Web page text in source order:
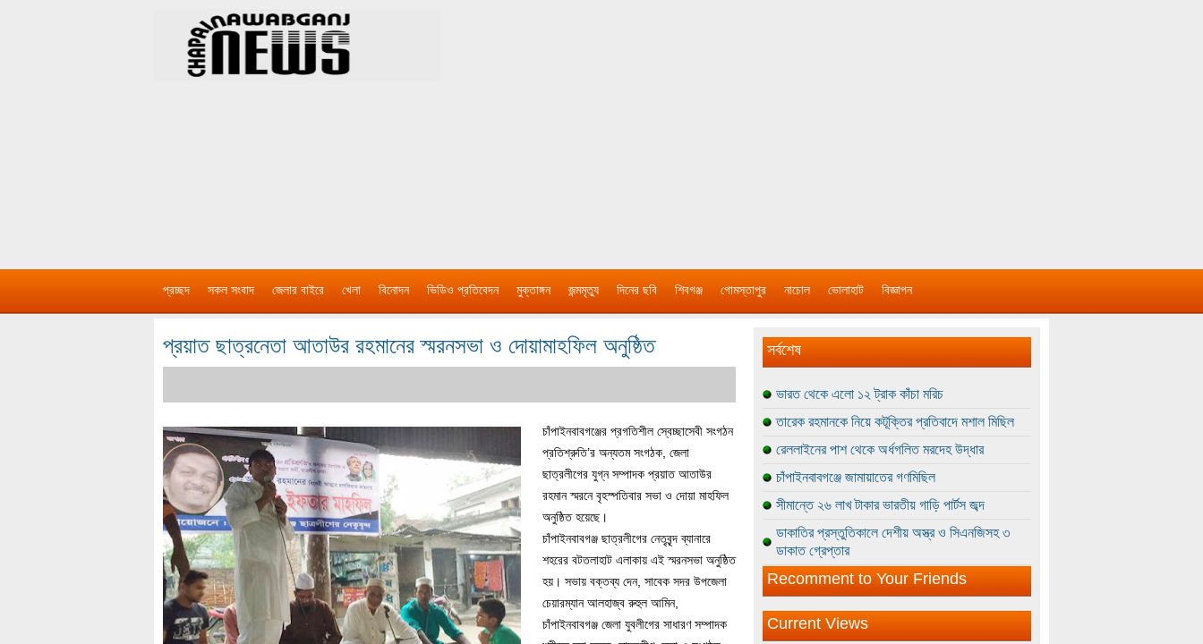
প্রচ্ছদ সকল সংবাদ জেলার বাইরে খেলা বিনোদন ভিডিও প্রতিবেদন মুক্তাঙ্গন জন্মমৃত্যু দিনের ছবি শিবগঞ্জ গোমস্তাপুর নাচোল ভোলাহাট বিজ্ঞাপন
প্রয়াত ছাত্রনেতা আতাউর রহমানের স্মরনসভা ও দোয়ামাহফিল অনুষ্ঠিত
চাঁপাইনবাবগঞ্জের প্রগতিশীল স্বেচ্ছাসেবী সংগঠন
প্রতিশ্রুতি’র অন্যতম সংগঠক, জেলা
ছাত্রলীগের যুগ্ন সম্পাদক প্রয়াত আতাউর
রহমান স্মরনে বৃহস্পতিবার সভা ও দোয়া মাহফিল
অনুষ্ঠিত হয়েছে।
চাঁপাইনবাবগঞ্জ ছাত্রলীগের নেতৃবৃন্দ ব্যানারে
শহরের বটতলাহাট এলাকায় এই স্মরনসভা অনুষ্ঠিত
হয়। সভায় বক্তব্য দেন, সাবেক সদর উপজেলা
চেয়ারম্যান আলহাজ্ব রুহুল আমিন,
চাঁপাইনবাবগঞ্জ জেলা যুবলীগের সাধারণ সম্পাদক
সর্বশেষ
ভারত থেকে এলো ১২ ট্রাক কাঁচা মরিচ
তারেক রহমানকে নিয়ে কটূক্তির প্রতিবাদে মশাল মিছিল
রেললাইনের পাশ থেকে অর্ধগলিত মরদেহ উদ্ধার
চাঁপাইনবাবগঞ্জে জামায়াতের গণমিছিল
সীমান্তে ২৬ লাখ টাকার ভারতীয় গাড়ি পার্টস জব্দ
ডাকাতির প্রস্তুতিকালে দেশীয় অস্ত্র ও সিএনজিসহ ৩
ডাকাত গ্রেপ্তার
Recomment to Your Friends
Current Views